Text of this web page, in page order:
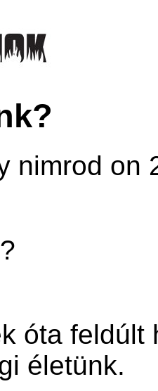
nimrod on
óta
életünk.